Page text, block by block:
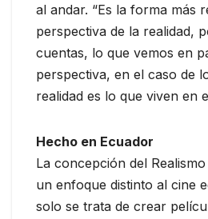
al andar. “Es la forma más
perspectiva de la realidad,
cuentas, lo que vemos en
perspectiva, en el caso de
realidad es lo que viven en
Hecho en Ecuador
La concepción del
un enfoque distinto al cine
solo se trata de crear